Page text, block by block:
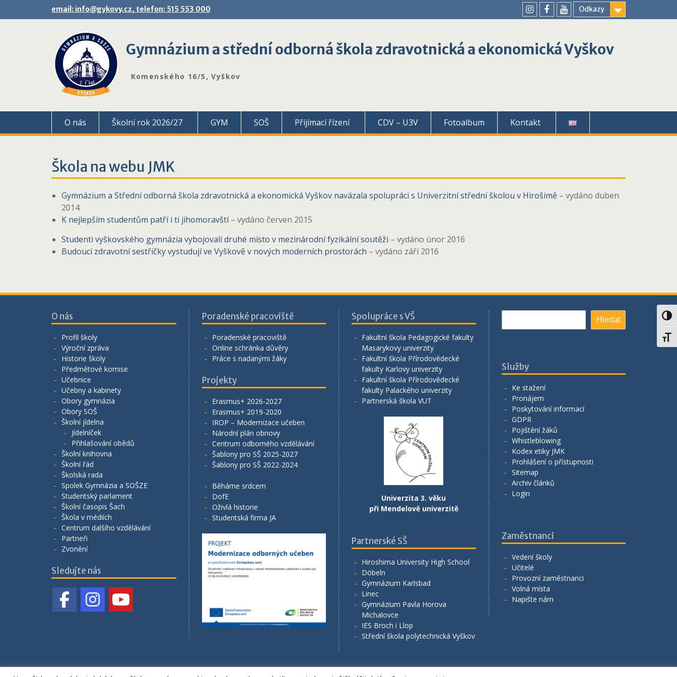
email: info@gykovy.cz, telefon: 515 553 000 Odkazy
youtube
Gymnázium a střední odborná škola zdravotnická a ekonomická Vyškov
Komenského 16/5, Vyškov
O nás Školní rok 2026/27 GYM SOŠ Přijímací řízení CDV – U3V Fotoalbum Kontakt
Škola na webu JMK
Gymnázium a Střední odborná škola zdravotnická a ekonomická Vyškov navázala spolupráci s Univerzitní střední školou v Hirošimě – vydáno duben
2014
K nejlepším studentům patří i ti jihomoravští– vydáno červen 2015
Studenti vyškovského gymnázia vybojovali druhé místo v mezinárodní fyzikální soutěži – vydáno únor 2016
Budoucí zdravotní sestřičky vystudují ve Vyškově v nových moderních prostorách – vydáno září 2016
O nás
Profil školy
Výroční zpráva
Historie školy
Předmětové komise
Učebnice
Učebny a kabinety
Obory gymnázia
Obory SOŠ
Školní jídelna
Jídelníček
Přihlašování obědů
Školní knihovna
Školní řád
Školská rada
Spolek Gymnázia a SOŠZE
Studentský parlament
Školní časopis Šach
Škola v médiích
Centrum dalšího vzdělávání
Partneři
Zvonění
Sledujte nás
Poradenské pracoviště
Poradenské pracoviště
Online schránka důvěry
Práce s nadanými žáky
Projekty
Erasmus+ 2026-2027
Erasmus+ 2019-2020
IROP – Modernizace učeben
Národní plán obnovy
Centrum odborného vzdělávání
Šablony pro SŠ 2025-2027
Šablony pro SŠ 2022-2024
Běháme srdcem
DofE
Oživlá historie
Studentská firma JA
Spolupráce s VŠ
Fakultní škola Pedagogické fakulty
Masarykovy univerzity
Fakultní škola Přírodovědecké
fakulty Karlovy univerzity
Fakultní škola Přírodovědecké
fakulty Palackého univerzity
Partnerská škola VUT
Univerzita 3. věku
při Mendelově univerzitě
Partnerské SŠ
Hiroshima University High School
Döbeln
Gymnázium Karlsbad
Linec
Gymnázium Pavla Horova
Michalovce
IES Broch i Llop
Střední škola polytechnická Vyškov
Hledat
Služby
Ke stažení
Pronájem
Poskytování informací
GDPR
Pojištění žáků
Whistleblowing
Kodex etiky JMK
Prohlášení o přístupnosti
Sitemap
Archiv článků
Login
Zaměstnanci
Vedení školy
Učitelé
Provozní zaměstnanci
Volná místa
Napište nám